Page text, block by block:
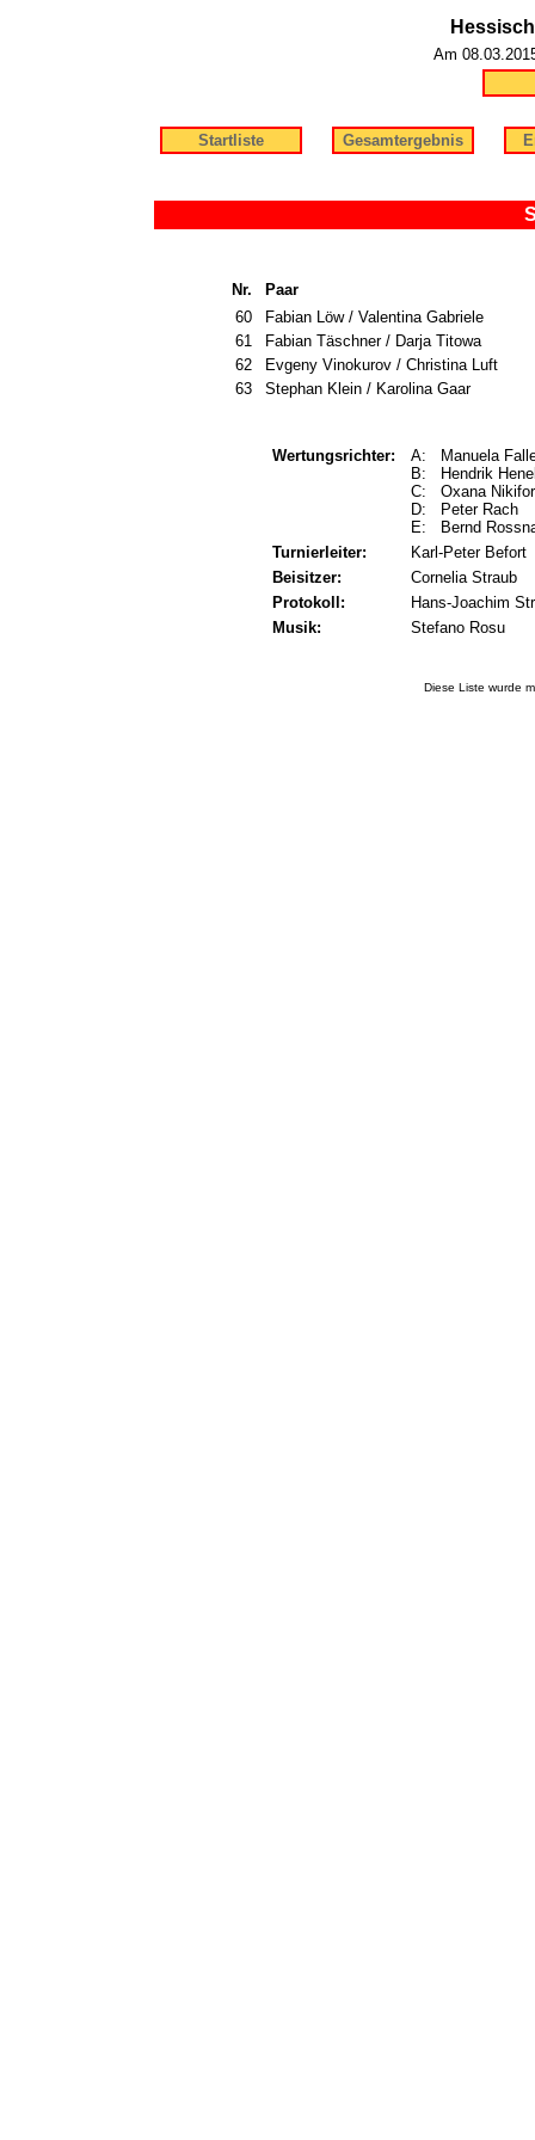
Am
Startliste Gesamtergebnis
Nr.
Paar
60
Fabian Löw / Valentina Gabriele
61
Fabian Täschner / Darja Titowa
62
Evgeny Vinokurov / Christina Luft
63
Stephan Klein / Karolina Gaar
Wertungsrichter:
A: Manuela
B: Hendrik
C: Oxana
D: Peter Rach
E: Bernd
Turnierleiter:
Karl-Peter Befort
Beisitzer:
Cornelia Straub
Protokoll:
Hans-Joachim
Musik:
Stefano Rosu
Diese Liste wurde